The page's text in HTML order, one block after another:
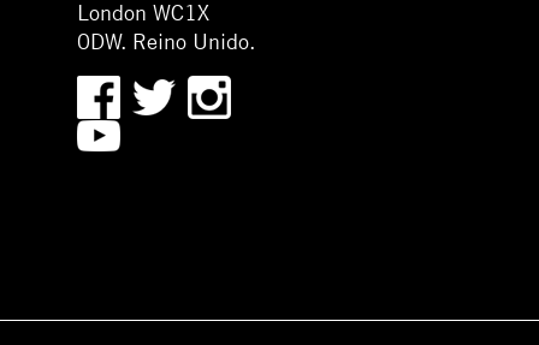
London WC1X
0DW. Reino Unido.